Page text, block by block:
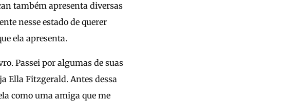
também apresenta diversas
nesse estado de querer
ela apresenta.
Passei por algumas de suas
Ella Fitzgerald. Antes dessa
como uma amiga que me